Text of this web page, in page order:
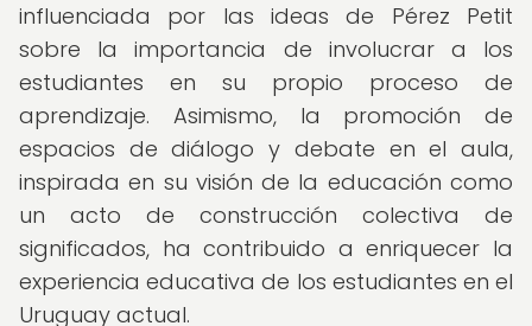
influenciada por las ideas de Pérez Petit
sobre la importancia de involucrar a los
estudiantes en su propio proceso de
aprendizaje. Asimismo, la promoción de
espacios de diálogo y debate en el aula,
inspirada en su visión de la educación como
un acto de construcción colectiva de
significados, ha contribuido a enriquecer la
experiencia educativa de los estudiantes en el
Uruguay actual.